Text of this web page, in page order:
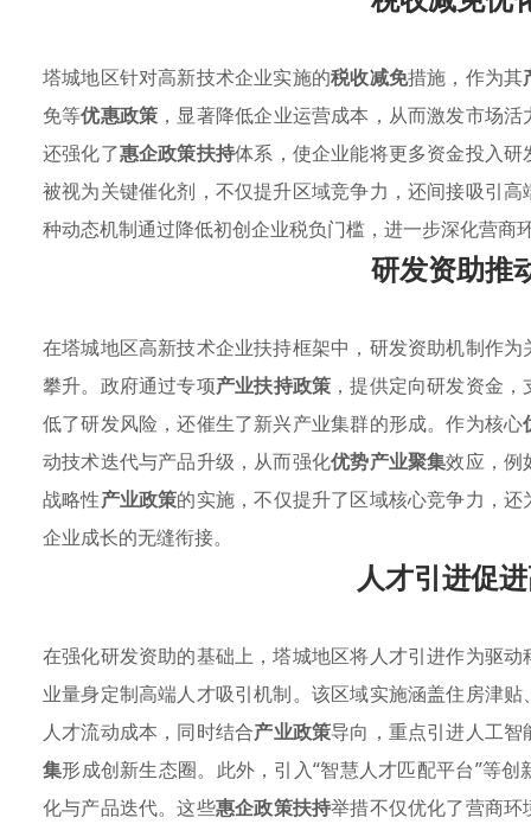
塔城地区针对高新技术企业实施的税收减免措施，作为其
免等优惠政策 ，显著降低企业运营成本，从而激发市场
还强化了惠企政策扶持体系，使企业能将更多资金投入
被视为关键催化剂，不仅提升区域竞争力，还间接吸引
种动态机制通过降低初创企业税负门槛，进一步深化营商
研发资助推
在塔城地区高新技术企业扶持框架中，研发资助机制作
攀升。政府通过专项产业扶持政策 ，提供定向研发资金
低了研发风险，还催生了新兴产业集群的形成。作为核心
动技术迭代与产品升级，从而强化优势产业聚集效应，例
战略性产业政策的实施，不仅提升了区域核心竞争力，
企业成长的无缝衔接。
人才引进促
在强化研发资助的基础上，塔城地区将人才引进作为驱
业量身定制高端人才吸引机制。该区域实施涵盖住房津
人才流动成本，同时结合产业政策导向，重点引进人工
集形成创新生态圈。此外，引入“智慧人才匹配平台”等
化与产品迭代。这些惠企政策扶持举措不仅优化了营商